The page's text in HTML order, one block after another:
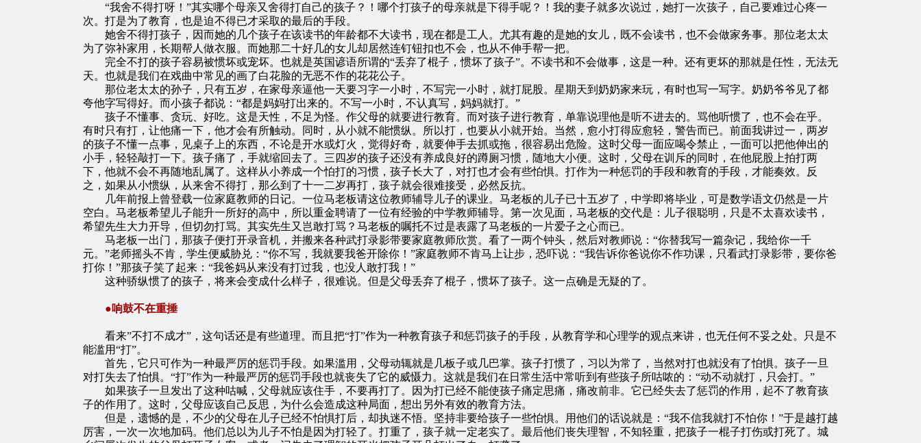
“我舍不得打呀！”其实哪个母亲又舍得打自己的孩子？！哪个打孩子的母亲就是下得手呢？！我的妻子就多次说过，她打一次孩子，自己要难过心疼一
次。打是为了教育，也是迫不得已才采取的最后的手段。
她舍不得打孩子，因而她的几个孩子在该读书的年龄都不大读书，现在都是工人。尤其有趣的是她的女儿，既不会读书，也不会做家务事。那位老太太
为了弥补家用，长期帮人做衣服。而她那二十好几的女儿却居然连钉钮扣也不会，也从不伸手帮一把。
完全不打的孩子容易被惯坏或宠坏。也就是英国谚语所谓的“丢弃了棍子，惯坏了孩子”。不读书和不会做事，这是一种。还有更坏的那就是任性，无法无
天。也就是我们在戏曲中常见的画了白花脸的无恶不作的花花公子。
那位老太太的孙子，只有五岁，在家母亲逼他一天要习字一小时，不写完一小时，就打屁股。星期天到奶奶家来玩，有时也写一写字。奶奶爷爷见了都
夸他字写得好。而小孩子都说：“都是妈妈打出来的。不写一小时，不认真写，妈妈就打。”
孩子不懂事、贪玩、好吃。这是天性，不足为怪。作父母的就要进行教育。而对孩子进行教育，单靠说理他是听不进去的。骂他听惯了，也不会在乎。
有时只有打，让他痛一下，他才会有所触动。同时，从小就不能惯纵。所以打，也要从小就开始。当然，愈小打得应愈轻，警告而已。前面我讲过一，两岁
的孩子不懂一点事，见桌子上的东西，不论是开水或灯火，觉得好奇，就要伸手去抓或拖，很容易出危险。这时父母一面应喝令禁止，一面可以把他伸出的
小手，轻轻敲打一下。孩子痛了，手就缩回去了。三四岁的孩子还没有养成良好的蹲厕习惯，随地大小便。这时，父母在训斥的同时，在他屁股上拍打两
下，他就不会不再随地乱属了。这样从小养成一个怕打的习惯，孩子长大了，对打也才会有些怕惧。打作为一种惩罚的手段和教育的手段，才能奏效。反
之，如果从小惯纵，从来舍不得打，那么到了十一二岁再打，孩子就会很难接受，必然反抗。
几年前报上曾登载一位家庭教师的日记。一位马老板请这位教师辅导儿子的课业。马老板的儿子已十五岁了，中学即将毕业，可是数学语文仍然是一片
空白。马老板希望儿子能升一所好的高中，所以重金聘请了一位有经验的中学教师辅导。第一次见面，马老板的交代是：儿子很聪明，只是不太喜欢读书，
希望先生大力开导，但切勿打骂。其实先生又岂敢打骂？马老板的嘱托不过是表露了马老板的一片爱子之心而已。
马老板一出门，那孩子便打开录音机，并搬来各种武打录影带要家庭教师欣赏。看了一两个钟头，然后对教师说：“你替我写一篇杂记，我给你一千
元。”老师摇头不肯，学生便威胁兑：“你不写，我就要我爸开除你！”家庭教师不肯马上让步，恐吓说：“我告诉你爸说你不作功课，只看武打录影带，要你爸
打你！”那孩子笑了起来：“我爸妈从来没有打过我，也没人敢打我！”
这种骄纵惯了的孩子，将来会变成什么样子，很难说。但是父母丢弃了棍子，惯坏了孩子。这一点确是无疑的了。
●响鼓不在重捶
看来”不打不成才”，这句话还是有些道理。而且把“打”作为一种教育孩子和惩罚孩子的手段，从教育学和心理学的观点来讲，也无任何不妥之处。只是不
能滥用“打”。
首先，它只可作为一种最严厉的惩罚手段。如果滥用，父母动辄就是几板子或几巴掌。孩子打惯了，习以为常了，当然对打也就没有了怕惧。孩子一旦
对打失去了怕惧。“打”作为一种最严厉的惩罚手段也就丧失了它的威慑力。这就是我们在日常生活中常听到有些孩子所咕哝的：“动不动就打，只会打。”
如果孩子一旦发出了这种咕喊，父母就应该住手，不要再打了。因为打已经不能使孩子痛定思痛，痛改前非。它已经失去了惩罚的作用，起不了教育孩
子的作用了。这时，父母应该自己反思，为什么会造成这种局面，想出另外有效的教育方法。
但是，遗憾的是，不少的父母在儿子已经不怕惧打后，却执迷不悟。坚持非要给孩子一些怕惧。用他们的话说就是：“我不信我就打不怕你！”于是越打越
厉害，一次一次地加码。他们总以为儿子不怕是因为打轻了。打重了，孩子就一定老实了。最后他们丧失理智，不知轻重，把孩子一棍子打伤或打死了。城